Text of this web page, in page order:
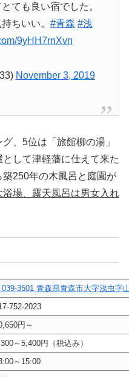
ても良い宿でした。
ちいい。 #青森 #浅
9yHH7rnXvn
November 3, 2019
、5位は「旅館柳の湯」
して津軽藩に仕えて来た
250年の木風呂と庭園が
浴場、露天風呂は男女入れ
039-3501 青森県青森市大字浅虫字
752-2023
円～
～5,400円（税込み）
～15:00